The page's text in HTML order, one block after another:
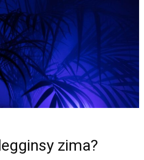
zima?